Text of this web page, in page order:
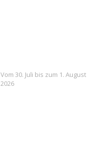
Vom 30. Juli bis zum 1. August
2026